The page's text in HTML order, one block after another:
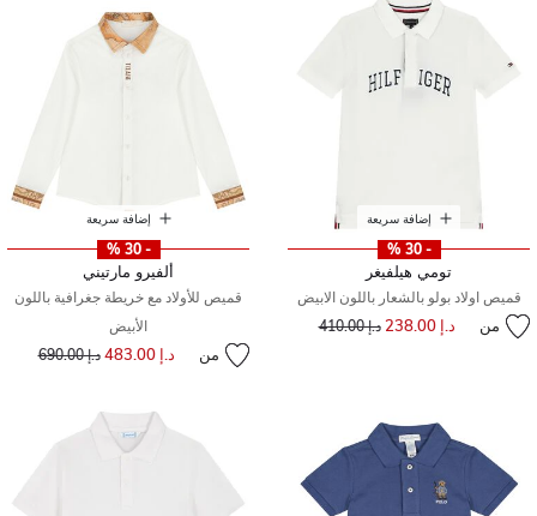
إضافة سريعة
- 30 %
تومي هيلفيغر
قميص اولاد بولو بالشعار باللون الابيض
من د.إ 238.00 سعر مخفض مند.إ 410.00
إضافة سريعة
- 30 %
ألفيرو مارتيني
قميص للأولاد مع خريطة جغرافية باللون
الأبيض
من د.إ 483.00 سعر مخفض من
د.إ 690.00 إلى